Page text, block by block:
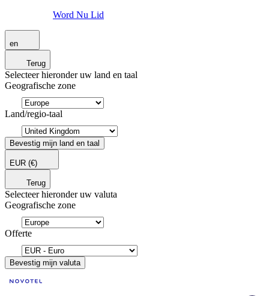
Word Nu Lid
en
Terug
Selecteer hieronder uw land en taal
Geografische zone
Land/regio-taal
Bevestig mijn land en taal
EUR (€)
Terug
Selecteer hieronder uw valuta
Geografische zone
Offerte
Bevestig mijn valuta